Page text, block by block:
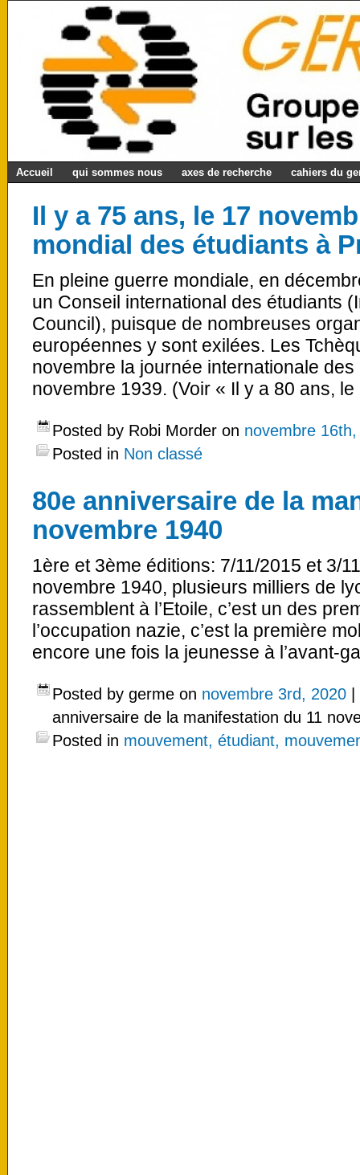
Accueil qui sommes nous axes de recherche cahiers du
Il y a 75 ans, le 17
mondial des étudiants à
En pleine guerre mondiale, en
un Conseil international des étudiants
Council), puisque de nombreuses
européennes y sont exilées. Les
novembre la journée internationale
novembre 1939. (Voir « Il y a 80 ans,
Posted by Robi Morder on novembre
Posted in Non classé
80e anniversaire de la
novembre 1940
1ère et 3ème éditions: 7/11/2015 et 3/
novembre 1940, plusieurs milliers de
rassemblent à l’Etoile, c’est un des
l’occupation nazie, c’est la première
encore une fois la jeunesse à l’avant-
Posted by germe on novembre 3rd, 2020
anniversaire de la manifestation du 11
Posted in mouvement, étudiant,